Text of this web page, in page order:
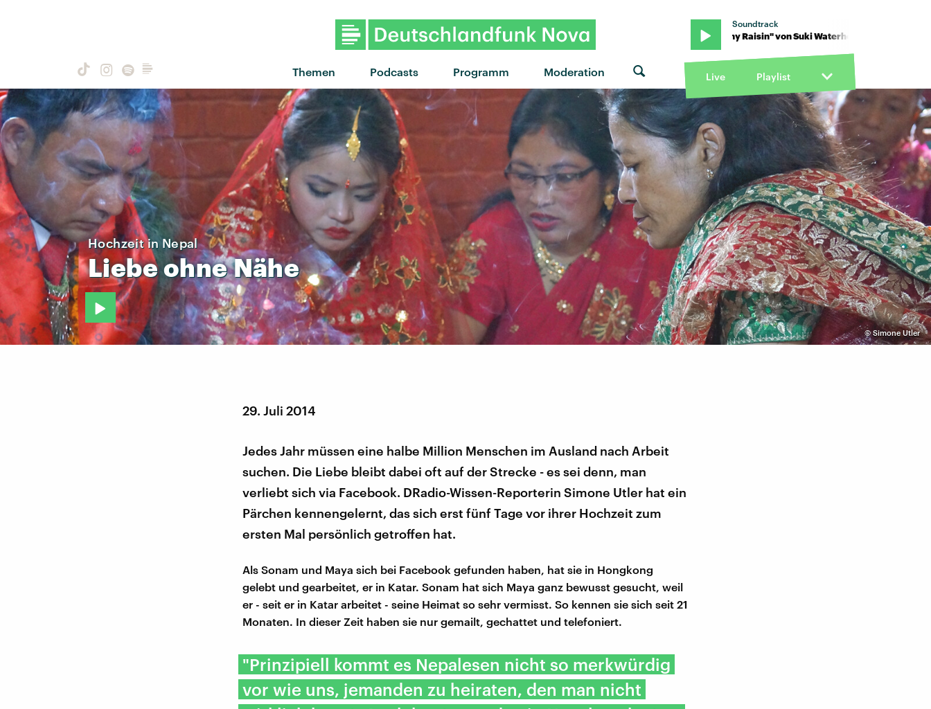
Themen Podcasts Programm Moderation
Soundtrack
"Tiny Raisin" von Suki Waterhouse · "Tiny Raisin" von Suki Waterhouse · "Tiny Raisin" von Suki
Live Playlist
©Simone Utler
Hochzeit in Nepal
LiebeohneNähe
29. Juli 2014
Jedes Jahr müssen eine halbe Million Menschen im Ausland nach Arbeit
suchen. Die Liebe bleibt dabei oft auf der Strecke - es sei denn, man
verliebt sich via Facebook. DRadio-Wissen-Reporterin Simone Utler hat ein
Pärchen kennengelernt, das sich erst fünf Tage vor ihrer Hochzeit zum
ersten Mal persönlich getroffen hat.
Als Sonam und Maya sich bei Facebook gefunden haben, hat sie in Hongkong
gelebt und gearbeitet, er in Katar. Sonam hat sich Maya ganz bewusst gesucht, weil
er - seit er in Katar arbeitet - seine Heimat so sehr vermisst. So kennen sie sich seit 21
Monaten. In dieser Zeit haben sie nur gemailt, gechattet und telefoniert.
"Prinzipiell kommt es Nepalesen nicht so merkwürdig
vor wie uns, jemanden zu heiraten, den man nicht